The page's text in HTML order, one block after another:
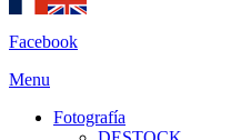
Facebook
Menu
Fotografía